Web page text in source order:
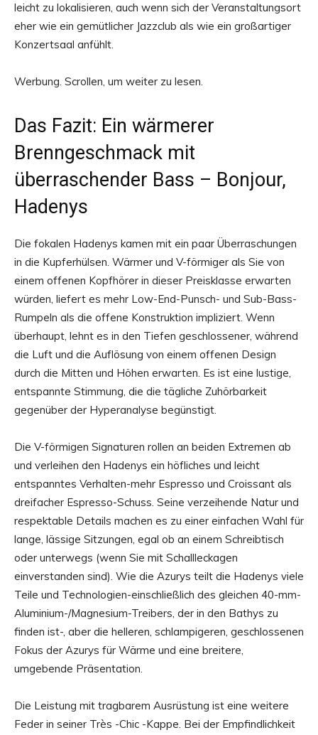
leicht zu lokalisieren, auch wenn sich der Veranstaltungsort
eher wie ein gemütlicher Jazzclub als wie ein großartiger
Konzertsaal anfühlt.
Werbung. Scrollen, um weiter zu lesen.
Das Fazit: Ein wärmerer
Brenngeschmack mit
überraschender Bass – Bonjour,
Hadenys
Die fokalen Hadenys kamen mit ein paar Überraschungen
in die Kupferhülsen. Wärmer und V-förmiger als Sie von
einem offenen Kopfhörer in dieser Preisklasse erwarten
würden, liefert es mehr Low-End-Punsch- und Sub-Bass-
Rumpeln als die offene Konstruktion impliziert. Wenn
überhaupt, lehnt es in den Tiefen geschlossener, während
die Luft und die Auflösung von einem offenen Design
durch die Mitten und Höhen erwarten. Es ist eine lustige,
entspannte Stimmung, die die tägliche Zuhörbarkeit
gegenüber der Hyperanalyse begünstigt.
Die V-förmigen Signaturen rollen an beiden Extremen ab
und verleihen den Hadenys ein höfliches und leicht
entspanntes Verhalten-mehr Espresso und Croissant als
dreifacher Espresso-Schuss. Seine verzeihende Natur und
respektable Details machen es zu einer einfachen Wahl für
lange, lässige Sitzungen, egal ob an einem Schreibtisch
oder unterwegs (wenn Sie mit Schallleckagen
einverstanden sind). Wie die Azurys teilt die Hadenys viele
Teile und Technologien-einschließlich des gleichen 40-mm-
Aluminium-/Magnesium-Treibers, der in den Bathys zu
finden ist-, aber die helleren, schlampigeren, geschlossenen
Fokus der Azurys für Wärme und eine breitere,
umgebende Präsentation.
Die Leistung mit tragbarem Ausrüstung ist eine weitere
Feder in seiner Très -Chic -Kappe. Bei der Empfindlichkeit